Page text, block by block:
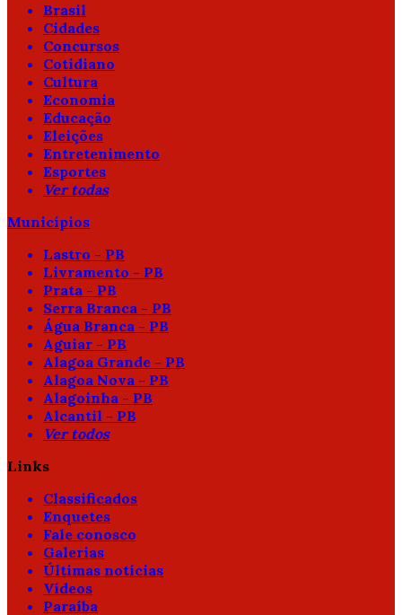
Brasil
Cidades
Concursos
Cotidiano
Cultura
Economia
Educação
Eleições
Entretenimento
Esportes
Ver todas
Municípios
Lastro - PB
Livramento - PB
Prata - PB
Serra Branca - PB
Água Branca - PB
Aguiar - PB
Alagoa Grande - PB
Alagoa Nova - PB
Alagoinha - PB
Alcantil - PB
Ver todos
Links
Classificados
Enquetes
Fale conosco
Galerias
Últimas notícias
Vídeos
Paraíba